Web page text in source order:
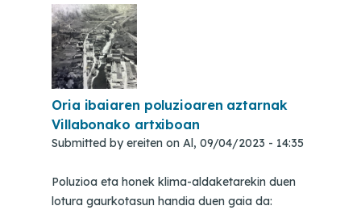
Oria ibaiaren poluzioaren aztarnak
Villabonako artxiboan
Submitted byereiten on Al, 09/04/2023 - 14:35
Poluzioa eta honek klima-aldaketarekin duen
lotura gaurkotasun handia duen gaia da: